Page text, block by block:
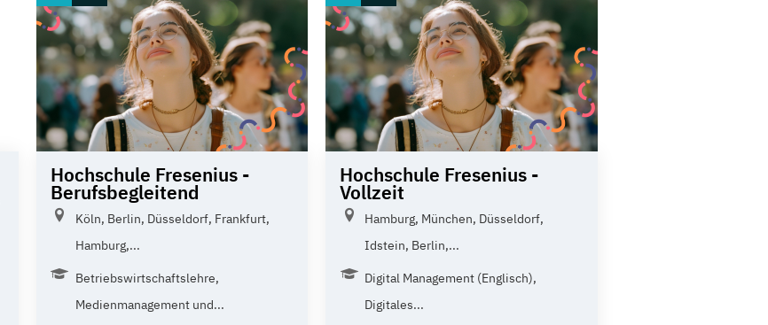
Hochschule Fresenius -
Berufsbegleitend
Köln, Berlin, Düsseldorf, Frankfurt,
Hamburg,...
Betriebswirtschaftslehre,
Medienmanagement und...
Hochschule Fresenius -
Vollzeit
Hamburg, München, Düsseldorf,
Idstein, Berlin,...
Digital Management (Englisch),
Digitales...